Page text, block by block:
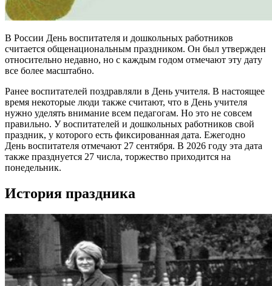
В России День воспитателя и дошкольных работников
считается общенациональным праздником. Он был утвержден
относительно недавно, но с каждым годом отмечают эту дату
все более масштабно.
Ранее воспитателей поздравляли в День учителя. В настоящее
время некоторые люди также считают, что в День учителя
нужно уделять внимание всем педагогам. Но это не совсем
правильно. У воспитателей и дошкольных работников свой
праздник, у которого есть фиксированная дата. Ежегодно
День воспитателя отмечают 27 сентября. В 2026 году эта дата
также празднуется 27 числа, торжество приходится на
понедельник.
История праздника